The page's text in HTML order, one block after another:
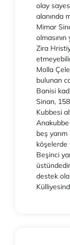
olay
alanında
Mimar
Zira
Molla
bulunan
Banisi
Sinan,
Kubbesi
beş
köşelerde
Beşinci
destek